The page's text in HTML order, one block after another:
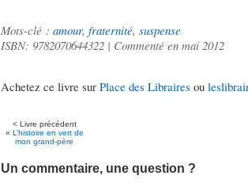
Mots-clé : amour, fraternité, suspense
ISBN: 9782070644322 | Commenté en mai 2012
Achetez ce livre sur Place des Libraires ou
< Livre précédent
« L’histoire en vert de
mon grand-père
Un commentaire, une question ?